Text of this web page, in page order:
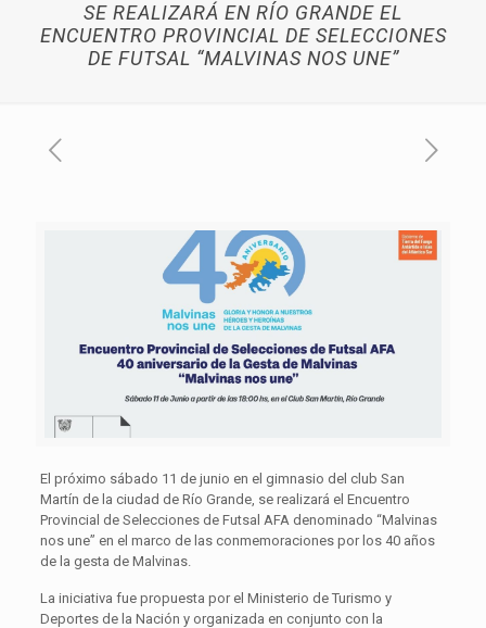
SE REALIZARÁ EN RÍO GRANDE EL
ENCUENTRO PROVINCIAL DE SELECCIONES
DE FUTSAL “MALVINAS NOS UNE”
El próximo sábado 11 de junio en el gimnasio del club San
Martín de la ciudad de Río Grande, se realizará el Encuentro
Provincial de Selecciones de Futsal AFA denominado “Malvinas
nos une” en el marco de las conmemoraciones por los 40 años
de la gesta de Malvinas.
La iniciativa fue propuesta por el Ministerio de Turismo y
Deportes de la Nación y organizada en conjunto con la